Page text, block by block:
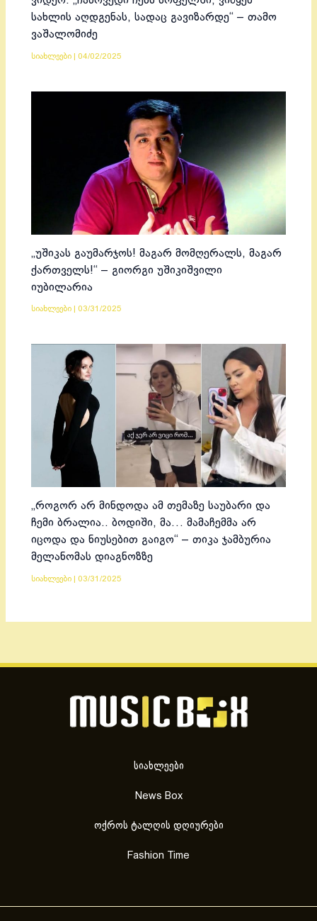
სახლის აღდგენას, სადაც გავიზარდე“ – თამო
ვაშალომიძე
სიახლეები 04/02/2025
„უშიკას გაუმარჯოს! მაგარ მომღერალს, მაგარ
ქართველს!“ – გიორგი უშიკიშვილი
იუბილარია
სიახლეები 03/31/2025
„როგორ არ მინდოდა ამ თემაზე საუბარი და
ჩემი ბრალია.. ბოდიში, მა… მამაჩემმა არ
იცოდა და ნიუსებით გაიგო“ – თიკა ჯამბურია
მელანომას დიაგნოზზე
სიახლეები 03/31/2025
სიახლეები
News Box
ოქროს ტალღის დღიურები
Fashion Time